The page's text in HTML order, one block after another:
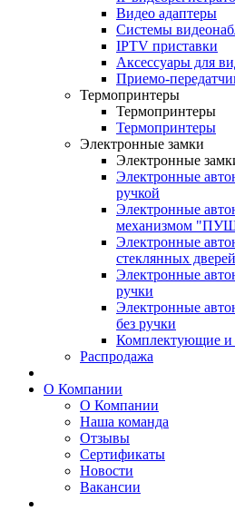
Видео адаптеры
Системы
IPTV приставки
Аксессуары для
Приемо-
Термопринтеры
Термопринтеры
Термопринтеры
Электронные замки
Электронные
Электронные
ручкой
Электронные
механизмом
Электронные
стеклянных дверей
Электронные
ручки
Электронные
без ручки
Комплектующие и
Распродажа
О Компании
О Компании
Наша команда
Отзывы
Сертификаты
Новости
Вакансии